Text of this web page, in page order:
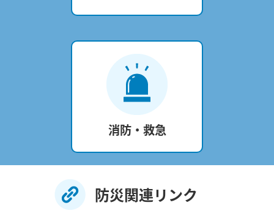
消防・救急
防災関連リンク